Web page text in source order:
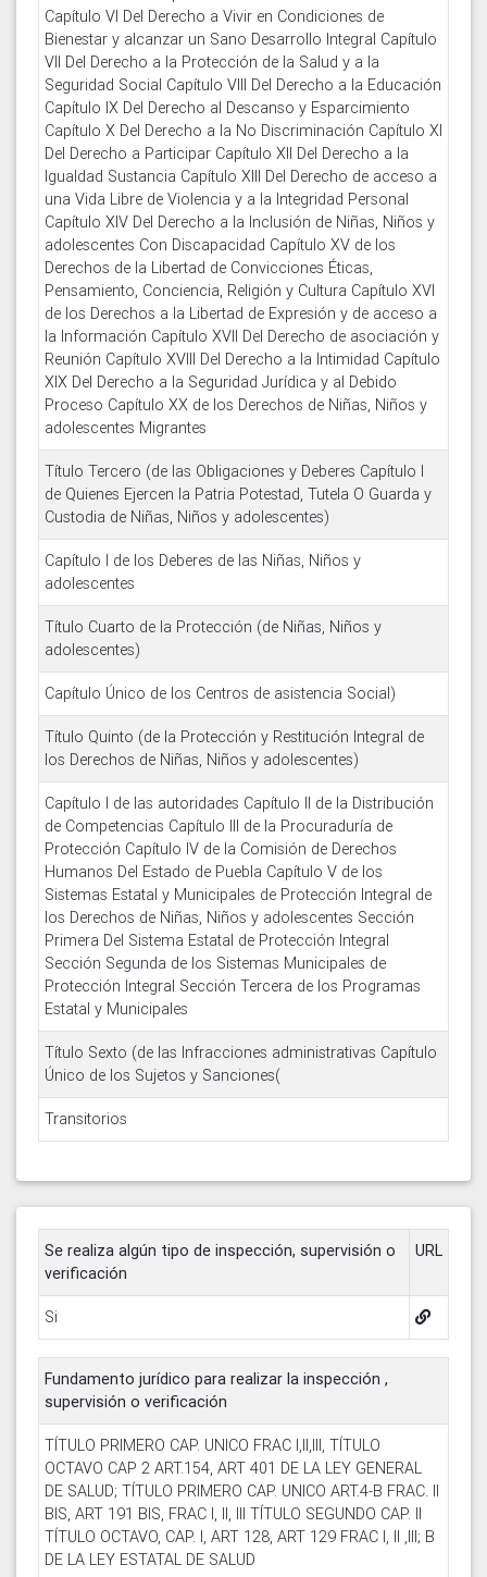
Capítulo VI Del Derecho a Vivir en Condiciones de
Bienestar y alcanzar un Sano Desarrollo Integral Capítulo
VII Del Derecho a la Protección de la Salud y a la
Seguridad Social Capítulo VIII Del Derecho a la Educación
Capítulo IX Del Derecho al Descanso y Esparcimiento
Capítulo X Del Derecho a la No Discriminación Capítulo XI
Del Derecho a Participar Capítulo XII Del Derecho a la
Igualdad Sustancia Capítulo XIII Del Derecho de acceso a
una Vida Libre de Violencia y a la Integridad Personal
Capítulo XIV Del Derecho a la Inclusión de Niñas, Niños y
adolescentes Con Discapacidad Capítulo XV de los
Derechos de la Libertad de Convicciones Éticas,
Pensamiento, Conciencia, Religión y Cultura Capítulo XVI
de los Derechos a la Libertad de Expresión y de acceso a
la Información Capítulo XVII Del Derecho de asociación y
Reunión Capítulo XVIII Del Derecho a la Intimidad Capítulo
XIX Del Derecho a la Seguridad Jurídica y al Debido
Proceso Capítulo XX de los Derechos de Niñas, Niños y
adolescentes Migrantes
Título Tercero (de las Obligaciones y Deberes Capítulo I
de Quienes Ejercen la Patria Potestad, Tutela O Guarda y
Custodia de Niñas, Niños y adolescentes)
Capítulo I de los Deberes de las Niñas, Niños y
adolescentes
Título Cuarto de la Protección (de Niñas, Niños y
adolescentes)
Capítulo Único de los Centros de asistencia Social)
Título Quinto (de la Protección y Restitución Integral de
los Derechos de Niñas, Niños y adolescentes)
Capítulo I de las autoridades Capítulo II de la Distribución
de Competencias Capítulo III de la Procuraduría de
Protección Capítulo IV de la Comisión de Derechos
Humanos Del Estado de Puebla Capítulo V de los
Sistemas Estatal y Municipales de Protección Integral de
los Derechos de Niñas, Niños y adolescentes Sección
Primera Del Sistema Estatal de Protección Integral
Sección Segunda de los Sistemas Municipales de
Protección Integral Sección Tercera de los Programas
Estatal y Municipales
Título Sexto (de las Infracciones administrativas Capítulo
Único de los Sujetos y Sanciones(
Transitorios
Se realiza algún tipo de inspección, supervisión o
verificación
URL
Si
Fundamento jurídico para realizar la inspección ,
supervisión o verificación
TÍTULO PRIMERO CAP. UNICO FRAC I,II,III, TÍTULO
OCTAVO CAP 2 ART.154, ART 401 DE LA LEY GENERAL
DE SALUD; TÍTULO PRIMERO CAP. UNICO ART.4-B FRAC. II
BIS, ART 191 BIS, FRAC I, II, III TÍTULO SEGUNDO CAP. II
TÍTULO OCTAVO, CAP. I, ART 128, ART 129 FRAC I, II ,III; B
DE LA LEY ESTATAL DE SALUD